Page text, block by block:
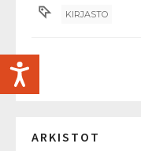
KIRJASTO
ARKISTOT